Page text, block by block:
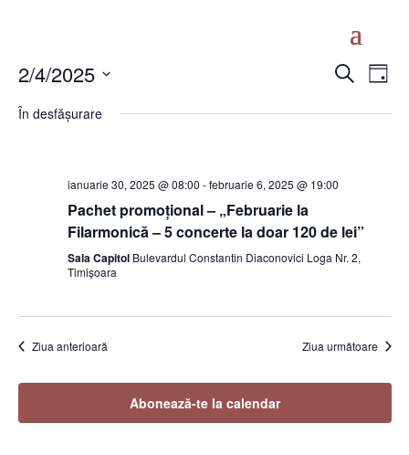
Caută
în
Zi
2/4/2025
data.
În desfășurare
ianuarie 30, 2025 @ 08:00 -februarie 6, 2025 @ 19:00
Pachet promoțional – „Februarie la
Filarmonică – 5 concerte la doar 120 de lei”
Sala Capitol Bulevardul Constantin Diaconovici Loga Nr. 2,
Timișoara
Ziua anterioară Ziua următoare
Abonează-te la calendar